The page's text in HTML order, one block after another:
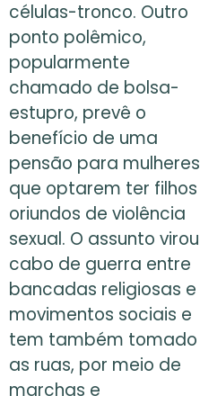
células-tronco. Outro
ponto polêmico,
popularmente
chamado de bolsa-
estupro, prevê o
benefício de uma
pensão para mulheres
que optarem ter filhos
oriundos de violência
sexual. O assunto virou
cabo de guerra entre
bancadas religiosas e
movimentos sociais e
tem também tomado
as ruas, por meio de
marchas e